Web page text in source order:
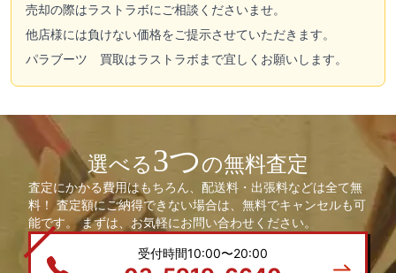
売却の際はラストラボにご相談くださいませ。
他店様には負けない価格をご提示させていただきます。
パラブーツ 買取はラストラボまで宜しくお願いします。
選べる3つの無料査定
査定にかかる費用はもちろん、配送料・出張料などは全て無
料！ 査定額にご納得できない場合は、無料でキャンセルも可
能です。 まずは、お気軽にお問い合わせください。
受付時間10:00〜20:00